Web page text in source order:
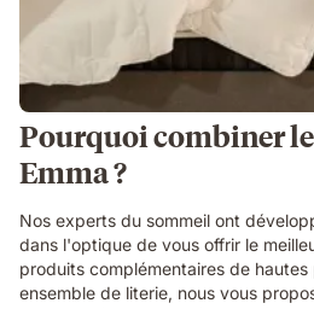
Pourquoi combiner
Emma ?
Nos experts du sommeil ont
dans l'optique de vous offrir le
produits complémentaires de
ensemble de literie, nous vous